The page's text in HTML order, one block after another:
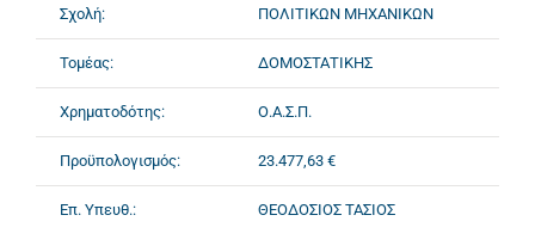
Σχολή: ΠΟΛΙΤΙΚΩΝ ΜΗΧΑΝΙΚΩΝ
Τομέας: ΔΟΜΟΣΤΑΤΙΚΗΣ
Χρηματοδότης: Ο.Α.Σ.Π.
Προϋπολογισμός: 23.477,63 €
Επ. Υπευθ.: ΘΕΟΔΟΣΙΟΣ ΤΑΣΙΟΣ